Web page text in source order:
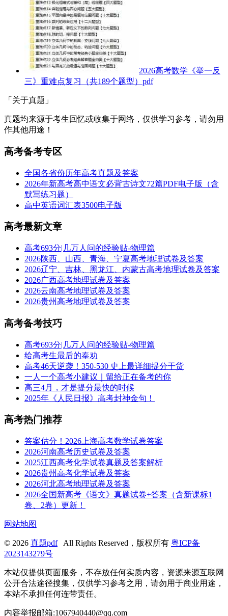
2026高考数学《举一反
三》重难点复习（共189个题型）pdf
「关于真题」
真题均来源于考生回忆或收集于网络，仅供学习参考，请勿用
作其他用途！
高考备考专区
全国各省份历年高考真题及答案
2026年新高考高中语文必背古诗文72篇PDF电子版（含
默写练习题）
高中英语词汇表3500电子版
高考最新文章
高考693分|几万人问的经验贴-物理篇
2026陕西、山西、青海、宁夏高考地理试卷及答案
2026辽宁、吉林、黑龙江、内蒙古高考地理试卷及答案
2026广西高考地理试卷及答案
2026云南高考地理试卷及答案
2026贵州高考地理试卷及答案
高考备考技巧
高考693分|几万人问的经验贴-物理篇
给高考生最后的奉劝
高考46天逆袭！350-530 史上最详细提分干货
一人一个高考小建议｜留给正在备考的你
高三4月，才是提分最快的时候
2025年《人民日报》高考封神金句！
高考热门推荐
答案估分！2026上海高考数学试卷答案
2026河南高考历史试卷及答案
2025江西高考化学试卷真题及答案解析
2026贵州高考化学试卷及答案
2026河北高考地理试卷及答案
2026全国新高考《语文》真题试卷+答案（含新课标1
卷、2卷）更新！
网站地图
© 2026 真题pdfAll Rights Reserved，版权所有 粤ICP备
2023143279号
本站仅提供页面服务，不存放任何实质内容，资源来源互联网
公开合法途径搜集，仅供学习参考之用，请勿用于商业用途，
本站不承担任何连带责任。
内容举报邮箱:1067940440@qq.com